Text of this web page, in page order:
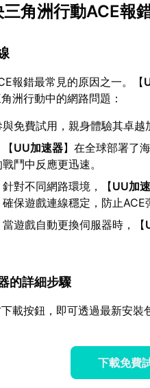
角洲行動ACE報
報錯最常見的原因之一。【
洲行動中的網路問題：
與免費試用，親身體驗其卓
【UU加速器】在全球部署了
鬥中反應更迅速。
針對不同網路環境，【UU加
保遊戲連線穩定，防止ACE
當遊戲自動更換伺服器時，【
的詳細步驟
載按鈕，即可透過最新安裝
下載免費